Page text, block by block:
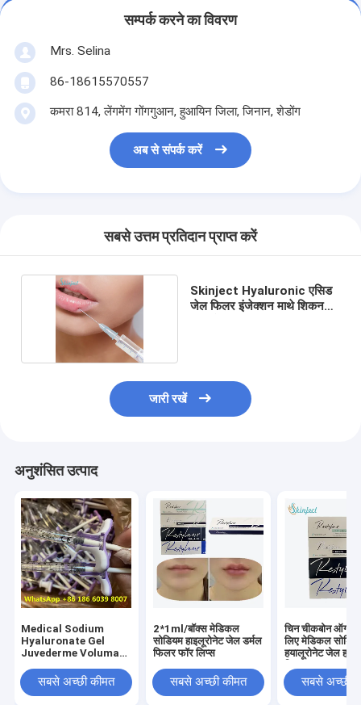
सम्पर्क करने का विवरण
Mrs. Selina
86-18615570557
कमरा 814, लेंगमेंग गोंगगुआन, हुआयिन जिला, जिनान, शेडोंग
अब से संपर्क करें
सबसे उत्तम प्रतिदान प्राप्त करें
Skinject Hyaluronic एसिड
जेल फिलर इंजेक्शन माथे शिकन
जारी रखें
अनुशंसित उत्पाद
Medical Sodium
Hyaluronate Gel
Juvederme Voluma
Professional
सबसे अच्छी कीमत
2*1ml/बॉक्स मेडिकल
सोडियम हाइलूरोनेट जेल डर्मल
फिलर फॉर लिप्स
सबसे अच्छी कीमत
चिन चीकबोन
लिए मेडिकल
हयालूरोनेट जेल
सबसे अच्छी